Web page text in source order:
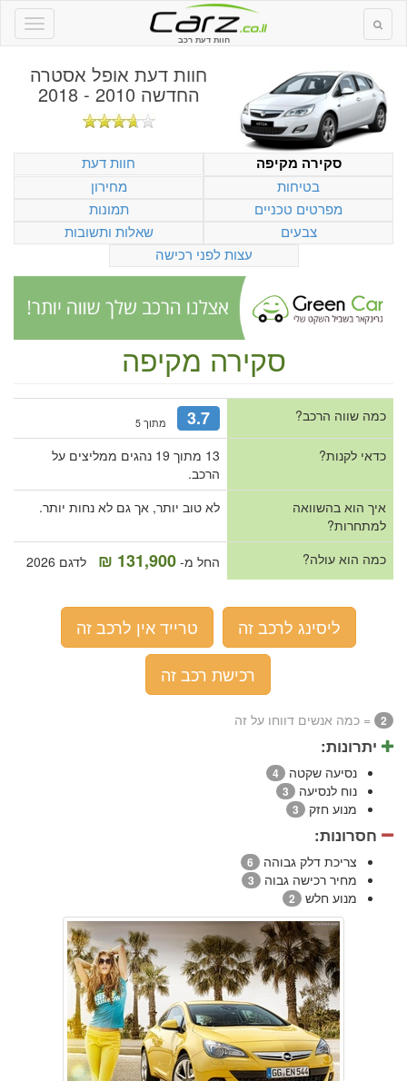
חוות דעת רכב
חוות דעת אופל אסטרה
החדשה 2010 - 2018
סקירה מקיפה
חוות דעת
בטיחות
מחירון
מפרטים טכניים
תמונות
צבעים
שאלות ותשובות
עצות לפני רכישה
סקירה מקיפה
כמה שווה הרכב? 3.7 מתוך 5
כדאי לקנות?
13 מתוך 19 נהגים ממליצים על
הרכב.
איך הוא בהשוואה
למתחרות?
לא טוב יותר, אך גם לא נחות יותר.
כמה הוא עולה? החל מ- 131,900 ₪ לדגם 2026
ליסינג לרכב זה
טרייד אין לרכב זה
רכישת רכב זה
2 = כמה אנשים דווחו על זה
יתרונות:
נסיעה שקטה 4
נוח לנסיעה 3
מנוע חזק 3
חסרונות:
צריכת דלק גבוהה 6
מחיר רכישה גבוה 3
מנוע חלש 2